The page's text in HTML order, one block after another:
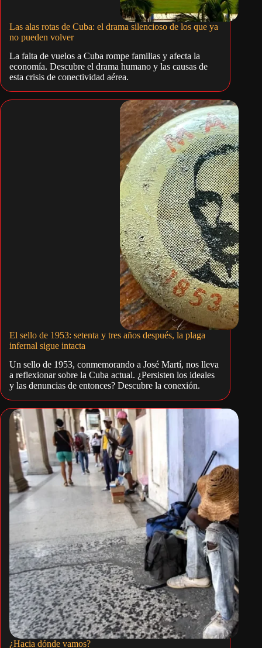
Las alas rotas de Cuba: el drama silencioso de los que ya
no pueden volver
La falta de vuelos a Cuba rompe familias y afecta la
economía. Descubre el drama humano y las causas de
esta crisis de conectividad aérea.
El sello de 1953: setenta y tres años después, la plaga
infernal sigue intacta
Un sello de 1953, conmemorando a José Martí, nos lleva
a reflexionar sobre la Cuba actual. ¿Persisten los ideales
y las denuncias de entonces? Descubre la conexión.
¿Hacia dónde vamos?